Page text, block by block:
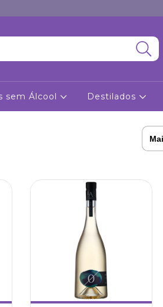
sem Álcool Destilados